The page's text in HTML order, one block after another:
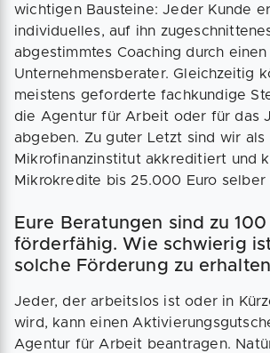
wichtigen Bausteine: Jeder Kunde
individuelles, auf ihn
abgestimmtes Coaching durch einen
Unternehmensberater. Gleichzeitig
meistens geforderte fachkundige
die Agentur für Arbeit oder für das
abgeben. Zu guter Letzt sind wir als
Mikrofinanzinstitut akkreditiert und
Mikrokredite bis 25.000 Euro selber
Eure Beratungen sind zu 100
förderfähig. Wie schwierig
solche Förderung zu
Jeder, der arbeitslos ist oder in
wird, kann einen
Agentur für Arbeit beantragen.